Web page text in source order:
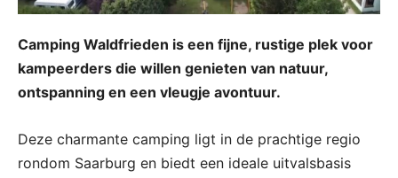
Camping Waldfrieden is een fijne, rustige plek voor
kampeerders die willen genieten van natuur,
ontspanning en een vleugje avontuur.
Deze charmante camping ligt in de prachtige regio
rondom Saarburg en biedt een ideale uitvalsbasis